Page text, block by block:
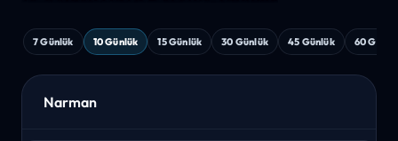
7 Günlük 10 Günlük 15 Günlük 30 Günlük 45 Günlük 60
Narman